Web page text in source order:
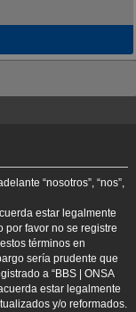
“nosotros”, “nos”,
estar legalmente
por favor no se registre
términos en
sería prudente que
a “BBS | ONSA
estar legalmente
y/o reformados.